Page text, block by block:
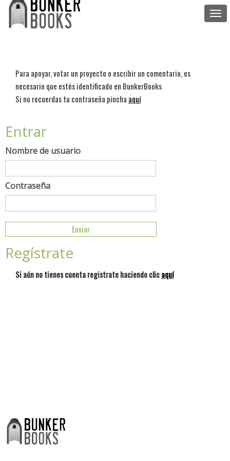
Para apoyar, votar un proyecto o escribir un comentario, es
necesario que estés identificado en BunkerBooks
Si no recuerdas tu contraseña pincha aquí
Entrar
Nombre de usuario
Contraseña
Regístrate
Si aún no tienes cuenta registrate haciendo clicaquí